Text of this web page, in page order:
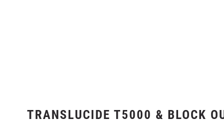
TRANSLUCIDE T5000 & BLOCK